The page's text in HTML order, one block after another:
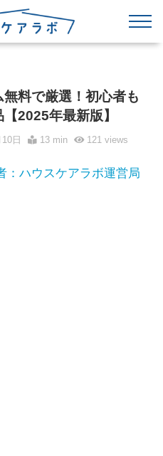
料で厳選！初心者も
2025年最新版】
日 13 min 121views
：ハウスケアラボ運営局